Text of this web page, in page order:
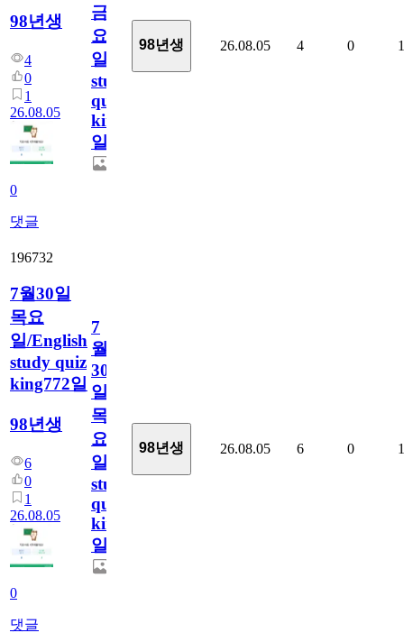
98년생
4
0
1
26.08.05
0
댓글
금
요
일/English
study
quiz
king773
일
98년생 26.08.05 4 0 1
196732
7월30일
목요
일/English
study quiz
king772일
98년생
6
0
1
26.08.05
0
댓글
7
월
30
일
목
요
일/English
study
quiz
king772
일
98년생 26.08.05 6 0 1